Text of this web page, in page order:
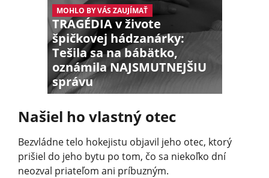
MOHLO BY VÁS ZAUJÍMAŤ
TRAGÉDIA v živote
špičkovej hádzanárky:
Tešila sa na bábätko,
oznámila NAJSMUTNEJŠIU
správu
Našiel ho vlastný otec
Bezvládne telo hokejistu objavil jeho otec, ktorý
prišiel do jeho bytu po tom, čo sa niekoľko dní
neozval priateľom ani príbuzným.